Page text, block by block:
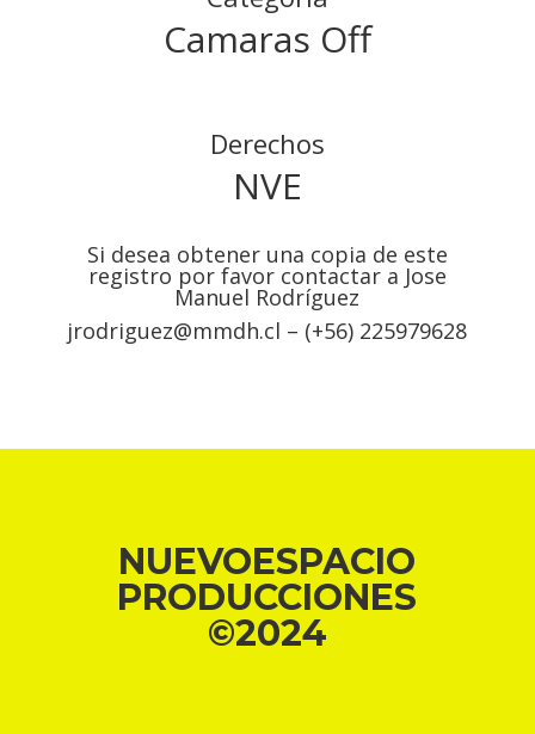
Camaras Off
Derechos
NVE
Si desea obtener una copia de este
registro por favor contactar a Jose
Manuel Rodríguez
jrodriguez@mmdh.cl – (+56) 225979628
NUEVOESPACIO
PRODUCCIONES
©2024